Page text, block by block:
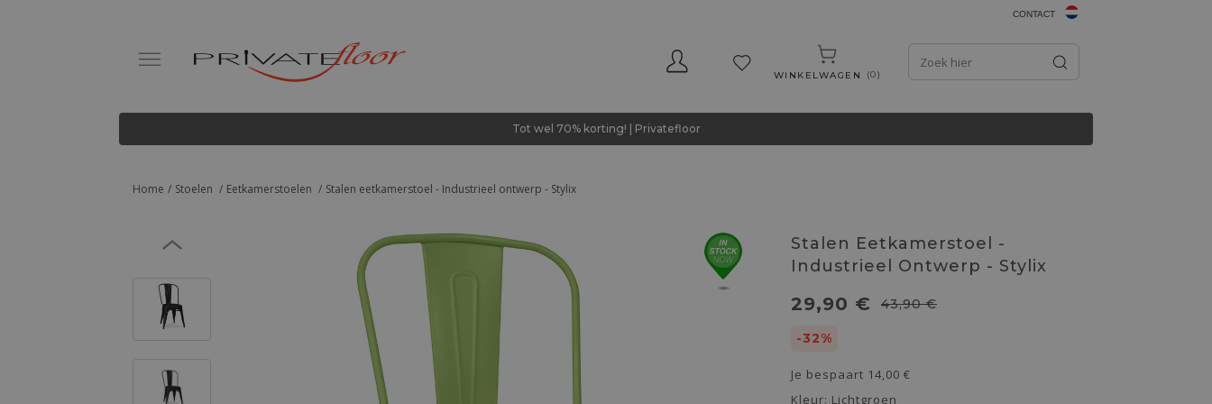
CONTACT
WINKELWAGEN 0
Tot wel 70% korting! | Privatefloor
Home Stoelen Eetkamerstoelen Stalen eetkamerstoel - Industrieel ontwerp - Stylix
Stalen Eetkamerstoel -
Industrieel Ontwerp - Stylix
29,90 € 43,90 €
-32%
Je bespaart 14,00 €
Kleur: Lichtgroen